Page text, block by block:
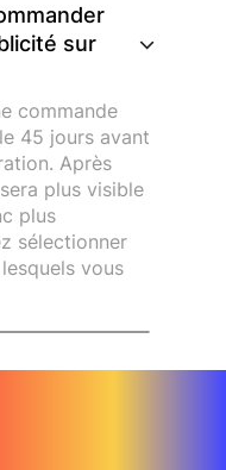
sur
commande
45 jours avant
Après
plus visible
plus
sélectionner
vous